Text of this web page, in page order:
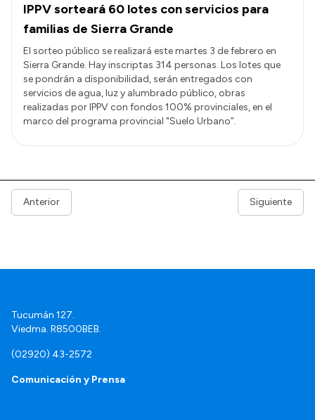
IPPV sorteará 60 lotes con servicios para
familias de Sierra Grande
El sorteo público se realizará este martes 3 de febrero en
Sierra Grande. Hay inscriptas 314 personas. Los lotes que
se pondrán a disponibilidad, serán entregados con
servicios de agua, luz y alumbrado público, obras
realizadas por IPPV con fondos 100% provinciales, en el
marco del programa provincial "Suelo Urbano”.
Anterior Siguiente
Tucumán 127.
Viedma. R8500BEB.
(02920) 43-2572
Comunicación y Prensa